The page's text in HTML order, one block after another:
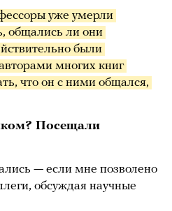
уже умерли
общались ли они
были
многих книг
что он с ними общался,
Посещали
— если мне позволено
обсуждая научные